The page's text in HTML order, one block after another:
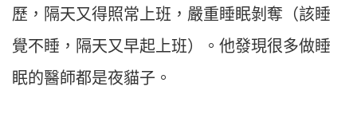
歷，隔天又得照常上班，嚴重睡眠剝奪（該睡
覺不睡，隔天又早起上班）。他發現很多做睡
眠的醫師都是夜貓子。